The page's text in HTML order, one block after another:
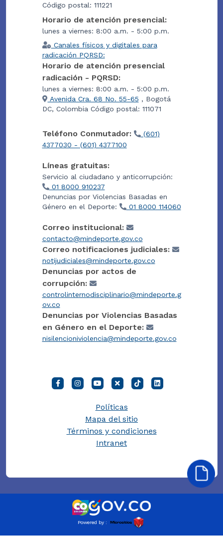
Código postal: 111221
Horario de atención presencial:
lunes a viernes: 8:00 a.m. - 5:00 p.m.
Canales físicos y digitales para
radicación PQRSD:
Horario de atención presencial
radicación - PQRSD:
lunes a viernes: 8:00 a.m. - 5:00 p.m.
Avenida Cra. 68 No. 55-65 , Bogotá
DC, Colombia Código postal: 111071
Teléfono Conmutador:
(601)
4377030 - (601) 4377100
Líneas gratuitas:
Servicio al ciudadano y anticorrupción:
01 8000 910237
Denuncias por Violencias Basadas en
Género en el Deporte:
01 8000 114060
Correo institucional:
contacto@mindeporte.gov.co
Correo notificaciones judiciales:
notijudiciales@mindeporte.gov.co
Denuncias por actos de
corrupción:
controlinternodisciplinario@mindeporte.g
ov.co
Denuncias por Violencias Basadas
en Género en el Deporte:
nisilencioniviolencia@mindeporte.gov.co
Políticas
Mapa del sitio
Términos y condiciones
Intranet
Powered by :